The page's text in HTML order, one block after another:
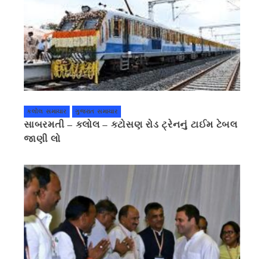
કલોલ સમાચાર ગુજરાત સમાચાર
સાબરમતી – કલોલ – કટોસણ રોડ ટ્રેનનું ટાઈમ ટેબલ
જાણી લો